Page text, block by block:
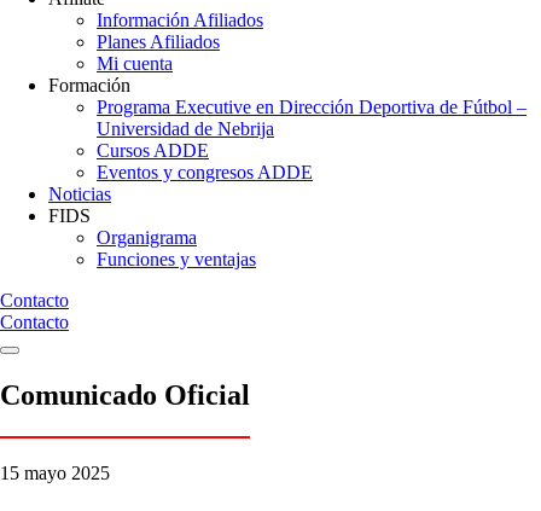
Información Afiliados
Planes Afiliados
Mi cuenta
Formación
Programa Executive en Dirección Deportiva de Fútbol –
Universidad de Nebrija
Cursos ADDE
Eventos y congresos ADDE
Noticias
FIDS
Organigrama
Funciones y ventajas
Contacto
Contacto
Comunicado Oficial
15 mayo 2025